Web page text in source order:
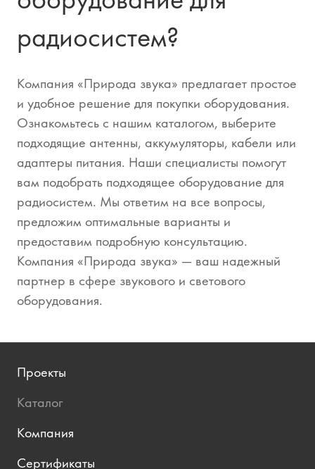
радиосистем?
Компания «Природа звука» предлагает простое
и удобное решение для покупки оборудования.
Ознакомьтесь с нашим каталогом, выберите
подходящие антенны, аккумуляторы, кабели или
адаптеры питания. Наши специалисты помогут
вам подобрать подходящее оборудование для
радиосистем. Мы ответим на все вопросы,
предложим оптимальные варианты и
предоставим подробную консультацию.
Компания «Природа звука» — ваш надежный
партнер в сфере звукового и светового
оборудования.
Проекты
Каталог
Компания
Сертификаты